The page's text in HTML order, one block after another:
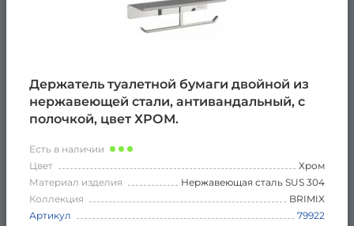
Держатель туалетной бумаги двойной из
нержавеющей стали, антивандальный, с
полочкой, цвет ХРОМ.
Есть в наличии
Цвет
Хром
Материал изделия
Нержавеющая сталь SUS 304
Коллекция
BRIMIX
Артикул
79922